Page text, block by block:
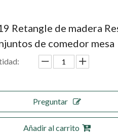
Retangle de madera
de comedor mesa
Preguntar
Añadir al carrito